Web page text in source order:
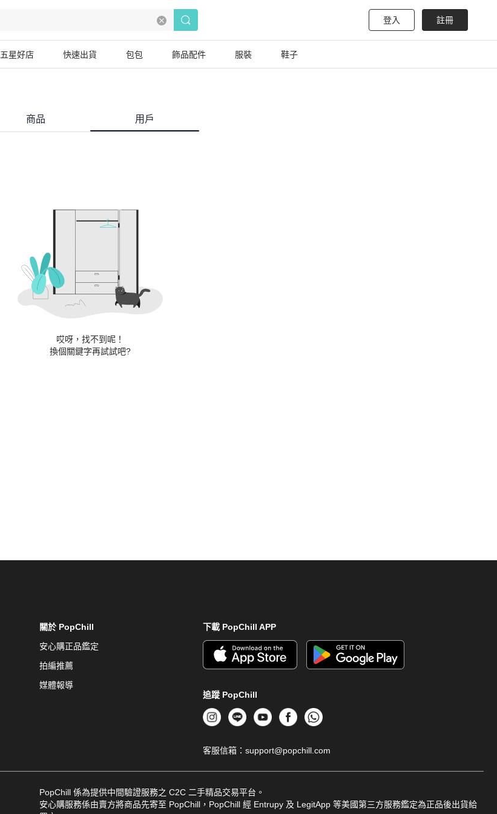
登入 註冊
五星好店 快速出貨 包包 飾品配件 服裝 鞋子
商品 用戶
哎呀，找不到呢！
換個關鍵字再試試吧?
下載 PopChill APP
追蹤 PopChill
客服信箱： support@popchill.com
關於 PopChill
安心購正品鑑定
拍編推薦
媒體報導
PopChill 係為提供中間驗證服務之 C2C 二手精品交易平台。
安心購服務係由賣方將商品先寄至 PopChill，PopChill 經 Entrupy 及 LegitApp 等美國第三方服務鑑定為正品後出貨給